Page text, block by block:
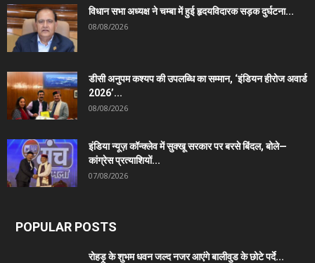
विधान सभा अध्यक्ष ने चम्बा में हुई हृदयविदारक सड़क दुर्घटना...
08/08/2026
डीसी अनुपम कश्यप की उपलब्धि का सम्मान, ‘इंडियन हीरोज अवार्ड
2026’...
08/08/2026
इंडिया न्यूज़ कॉन्क्लेव में सुक्खू सरकार पर बरसे बिंदल, बोले—
कांग्रेस प्रत्याशियों...
07/08/2026
POPULAR POSTS
रोहड़ू के शुभम धवन जल्द नजर आएंगे बालीवुड के छोटे पर्दे...